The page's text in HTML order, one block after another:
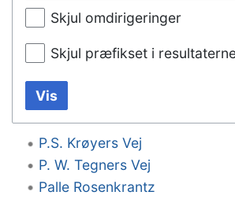
Skjul omdirigeringer
Skjul præfikset i
Vis
P.S. Krøyers Vej
P. W. Tegners Vej
Palle Rosenkrantz